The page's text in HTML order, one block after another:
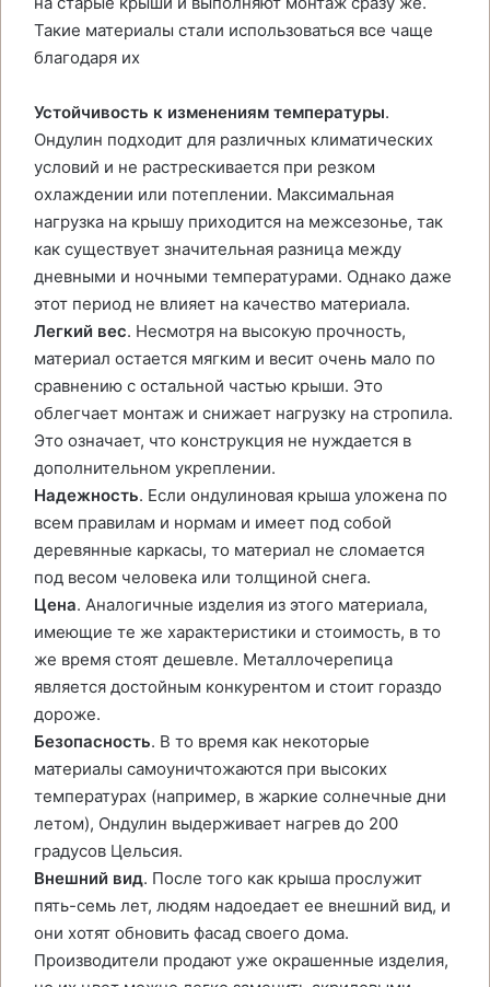
Такие материалы стали использоваться все чаще
благодаря их
Устойчивость к изменениям температуры.
Ондулин подходит для различных климатических
условий и не растрескивается при резком
охлаждении или потеплении. Максимальная
нагрузка на крышу приходится на межсезонье, так
как существует значительная разница между
дневными и ночными температурами. Однако даже
этот период не влияет на качество материала.
Легкий вес. Несмотря на высокую прочность,
материал остается мягким и весит очень мало по
сравнению с остальной частью крыши. Это
облегчает монтаж и снижает нагрузку на стропила.
Это означает, что конструкция не нуждается в
дополнительном укреплении.
Надежность. Если ондулиновая крыша уложена по
всем правилам и нормам и имеет под собой
деревянные каркасы, то материал не сломается
под весом человека или толщиной снега.
Цена. Аналогичные изделия из этого материала,
имеющие те же характеристики и стоимость, в то
же время стоят дешевле. Металлочерепица
является достойным конкурентом и стоит гораздо
дороже.
Безопасность. В то время как некоторые
материалы самоуничтожаются при высоких
температурах (например, в жаркие солнечные дни
летом), Ондулин выдерживает нагрев до 200
градусов Цельсия.
Внешний вид. После того как крыша прослужит
пять-семь лет, людям надоедает ее внешний вид, и
они хотят обновить фасад своего дома.
Производители продают уже окрашенные изделия,